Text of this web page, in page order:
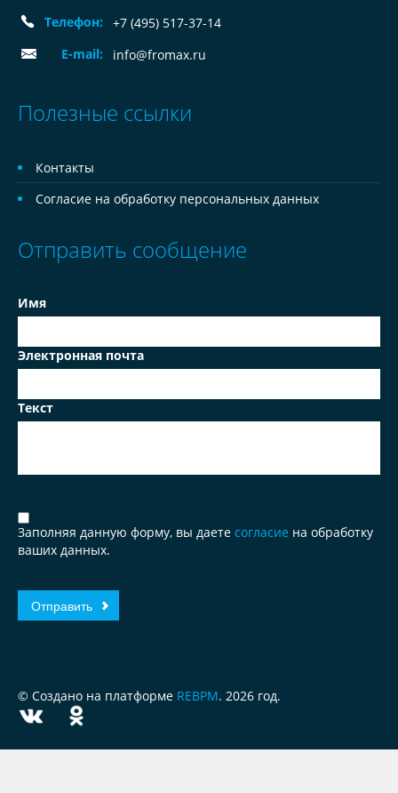
Телефон:
+7 (495) 517-37-14
E-mail:
info@fromax.ru
Полезные ссылки
Контакты
Согласие на обработку персональных данных
Отправить сообщение
Имя
Электронная почта
Текст
Заполняя данную форму, вы даете согласие на обработку
ваших данных.
© Создано на платформе REBPM. 2026 год.